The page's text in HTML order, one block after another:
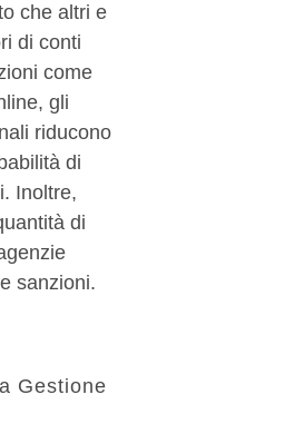
che altri e
di conti
come
gli
riducono
di
Inoltre,
di
sanzioni.
Gestione